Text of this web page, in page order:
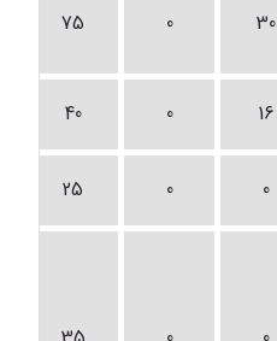
30
0
75
16
0
40
0
0
25